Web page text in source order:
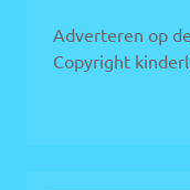
Adverteren op
Copyright